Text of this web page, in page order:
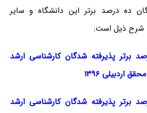
ده درصد برتر این دانشگاه و سایر
شرح ذیل است:
برتر پذیرفته شدگان کارشناسی ارشد
اردبیلی ۱۳۹۶
برتر پذیرفته شدگان کارشناسی ارشد